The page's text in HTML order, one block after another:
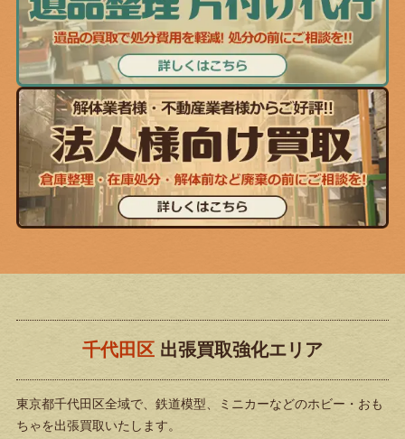
千代田区 出張買取強化エリア
東京都千代田区全域で、 鉄道模型、ミニカーなどのホビー・おも
ちゃを出張買取いたします。